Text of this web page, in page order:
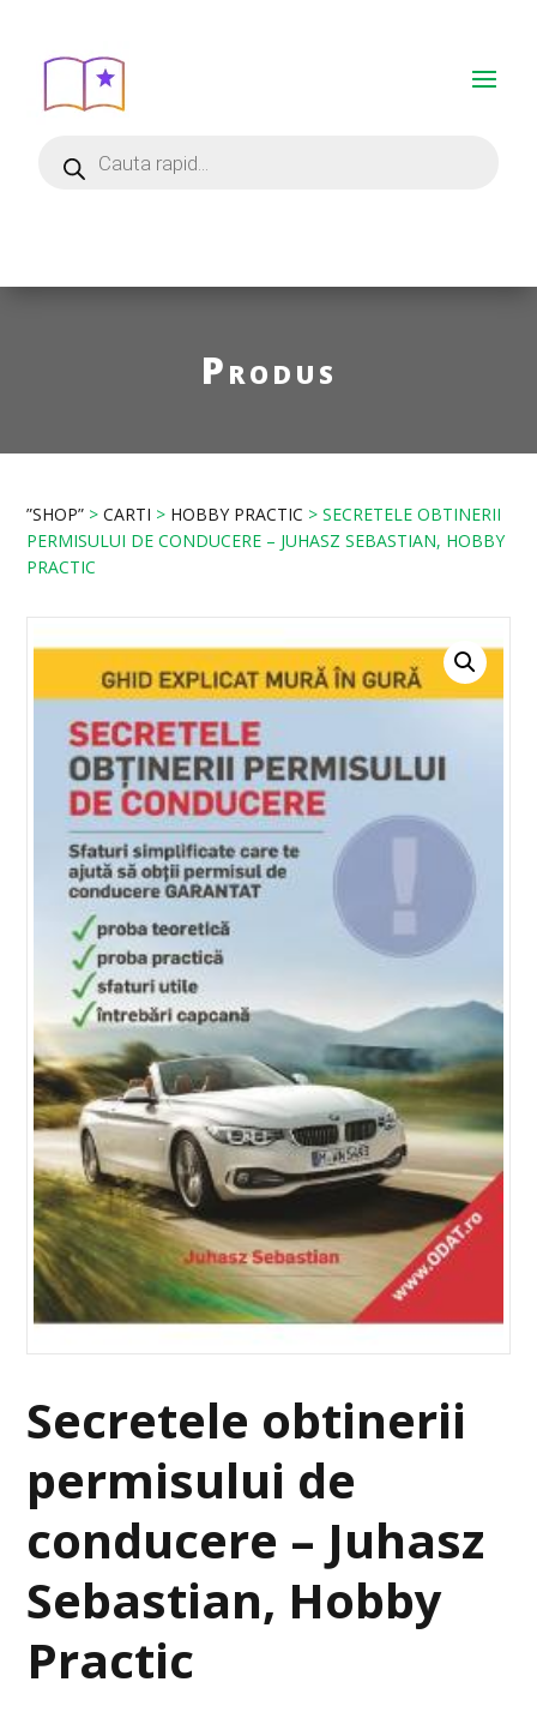
Produs
”SHOP” >CARTI > HOBBY PRACTIC > SECRETELE OBTINERII
PERMISULUI DE CONDUCERE – JUHASZ SEBASTIAN, HOBBY
PRACTIC
Secretele obtinerii
permisului de
conducere – Juhasz
Sebastian, Hobby
Practic